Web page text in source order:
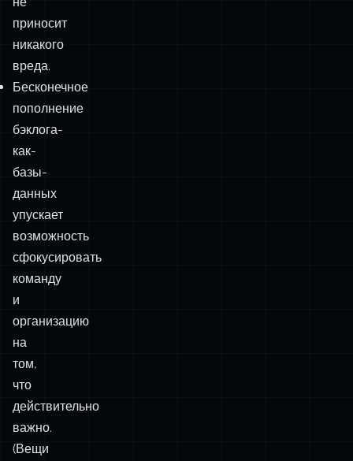
приносит
никакого
вреда.
Бесконечное
пополнение
бэклога-
как-
базы-
данных
упускает
возможность
сфокусировать
команду
и
организацию
на
том,
что
действительно
важно.
(Вещи